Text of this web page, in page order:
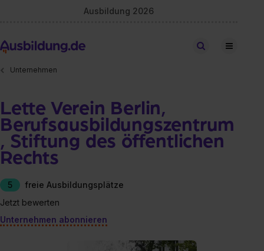
Ausbildung 2026
Stellen finden
Unternehmen
Lette Verein Berlin,
Berufsausbildungszentrum
, Stiftung des öffentlichen
Rechts
5
freie Ausbildungsplätze
Jetzt bewerten
Unternehmen abonnieren